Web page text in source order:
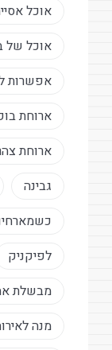
אוכל
אוכל של
אפשרות
ארוחת
ארוחת
גבינה
לפיקניק
מבשלת
מנה